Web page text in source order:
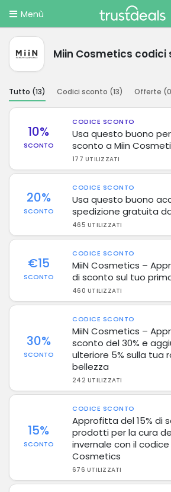
Menù
Miin Cosmetics codici
Tutto (13) Codici sconto (13) Offerte (0
10%
SCONTO
CODICE SCONTO
Usa questo buono per
sconto a Miin
177 UTILIZZATI
20%
SCONTO
CODICE SCONTO
Usa questo buono
spedizione gratuita
465 UTILIZZATI
€15
SCONTO
CODICE SCONTO
MiiN Cosmetics –
di sconto sul tuo
460 UTILIZZATI
30%
SCONTO
CODICE SCONTO
MiiN Cosmetics –
sconto del 30% e
ulteriore 5% sulla tua
bellezza
242 UTILIZZATI
15%
SCONTO
CODICE SCONTO
Approfitta del 15% di
prodotti per la cura
invernale con il
Cosmetics
676 UTILIZZATI